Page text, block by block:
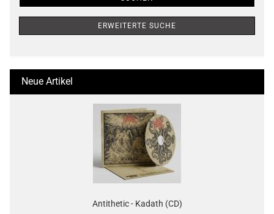
ERWEITERTE SUCHE
Neue Artikel
Antithetic - Kadath (CD)